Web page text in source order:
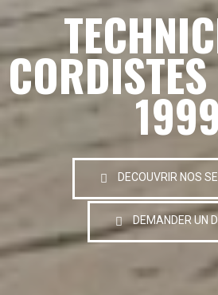
DECOUVRIR NOS
DEMANDER UN